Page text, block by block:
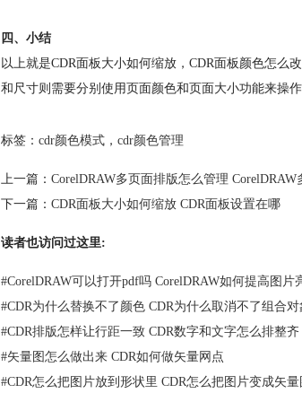
四、小结
以上就是CDR面板大小如何缩放，CDR面板颜色怎么
和尺寸则需要分别使用页面颜色和页面大小功能来操
标签： cdr颜色模式 ， cdr颜色管理
上一篇： CorelDRAW多页面排版怎么管理
下一篇： CDR面板大小如何缩放 CDR面板设置在哪
读者也访问过这里:
#CorelDRAW可以打开pdf吗 CorelDRAW如何提高图片
#CDR为什么替换不了颜色 CDR为什么取消不了组合对
#CDR排版怎样让行距一致 CDR数字和文字怎么排整齐
#矢量图怎么做出来 CDR如何做矢量网点
#CDR怎么把图片放到形状里 CDR怎么把图片变成矢量